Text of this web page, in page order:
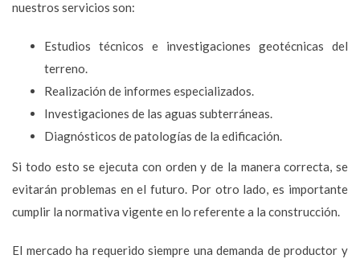
nuestros servicios son:
Estudios técnicos e investigaciones geotécnicas del
terreno.
Realización de informes especializados.
Investigaciones de las aguas subterráneas.
Diagnósticos de patologías de la edificación.
Si todo esto se ejecuta con orden y de la manera correcta, se
evitarán problemas en el futuro. Por otro lado, es importante
cumplir la normativa vigente en lo referente a la construcción.
El mercado ha requerido siempre una demanda de productor y